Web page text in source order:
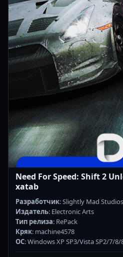
Need For Speed: Shift 2
xatab
Разработчик: Slightly Mad Studios
Издатель: Electronic Arts
Тип релиза: RePack
Кряк: machine4578
ОС: Windows XP SP3/Vista SP2/7/8/